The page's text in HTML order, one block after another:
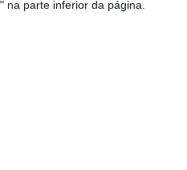
na parte inferior da página.
foi coliderada